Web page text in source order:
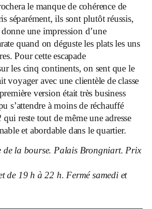
le manque de cohérence de
séparément, ils sont plutôt réussis,
une impression d’une
quand on déguste les plats les uns
Pour cette escapade
les cinq continents, on sent que le
voyager avec une clientèle de classe
version était très business
s’attendre à moins de réchauffé
qui reste tout de même une adresse
et abordable dans le quartier.
de la bourse. Palais Brongniart. Prix
de 19 h à 22 h. Fermé samedi et